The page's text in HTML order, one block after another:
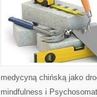
medycyną chińską jako
mindfulness i